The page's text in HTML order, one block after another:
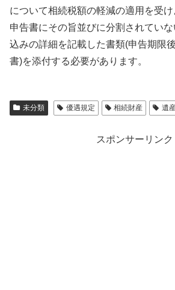
について相続税額の軽減の適用を受け
申告書にその旨並びに分割されてい
込みの詳細を記載した書類(申告期限
書)を添付する必要があります。
未分類 優遇規定 相続財産 遺
スポンサーリンク